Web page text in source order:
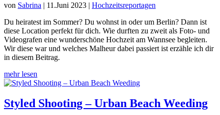
von Sabrina | 11.Juni 2023 | Hochzeitsreportagen
Du heiratest im Sommer? Du wohnst in oder um Berlin? Dann ist
diese Location perfekt für dich. Wie durften zu zweit als Foto- und
Videografen eine wunderschöne Hochzeit am Wannsee begleiten.
Wir diese war und welches Malheur dabei passiert ist erzähle ich dir
in diesem Beitrag.
mehr lesen
Styled Shooting – Urban Beach Weeding